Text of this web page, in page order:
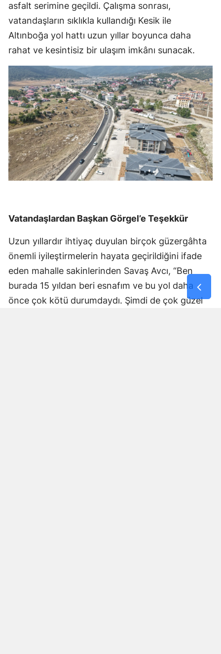
asfalt serimine geçildi. Çalışma sonrası,
vatandaşların sıklıkla kullandığı Kesik ile
Altınboğa yol hattı uzun yıllar boyunca daha
rahat ve kesintisiz bir ulaşım imkânı sunacak.
Vatandaşlardan Başkan Görgel’e Teşekkür
Uzun yıllardır ihtiyaç duyulan birçok güzergâhta
önemli iyileştirmelerin hayata geçirildiğini ifade
eden mahalle sakinlerinden Savaş Avcı, “Ben
burada 15 yıldan beri esnafım ve bu yol daha
önce çok kötü durumdaydı. Şimdi de çok güzel